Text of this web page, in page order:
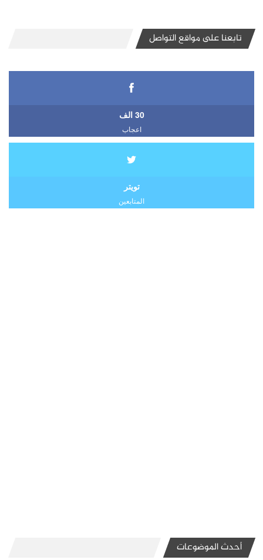
تابعنا على مواقع التواصل
30 الف
اعجاب
تويتر
المتابعين
أحدث الموضوعات